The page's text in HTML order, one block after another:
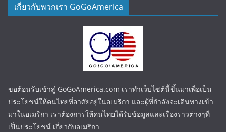
เกี่ยวกับพวกเรา GoGoAmerica
ขอต้อนรับเข้าสู่ GoGoAmerica.com เราทำเว็บไซต์นี้ขึ้นมาเพื่อเป็น
ประโยชน์ให้คนไทยที่อาศัยอยู่ในอเมริกา และผู้ที่กำลังจะเดินทางเข้า
มาในอเมริกา เราต้องการให้คนไทยได้รับข้อมูลและเรื่องราวต่างๆที่
เป็นประโยชน์ เกี่ยวกับอเมริกา